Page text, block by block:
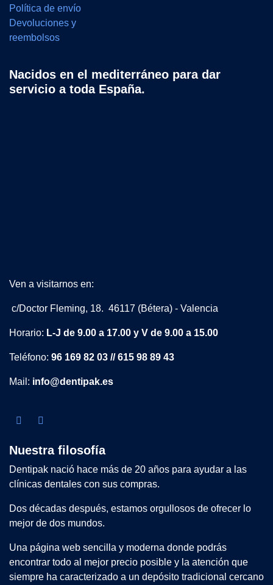
Política de envío
Devoluciones y
reembolsos
Nacidos en el mediterráneo para dar
servicio a toda España.
Ven a visitarnos en:
c/Doctor Fleming, 18. 46117 (Bétera) - Valencia
Horario: L-J de 9.00 a 17.00 y V de 9.00 a 15.00
Teléfono: 96 169 82 03 // 615 98 89 43
Mail: info@dentipak.es
Nuestra filosofía
Dentipak nació hace más de 20 años para ayudar a las
clínicas dentales con sus compras.
Dos décadas después, estamos orgullosos de ofrecer lo
mejor de dos mundos.
Una página web sencilla y moderna donde podrás
encontrar todo al mejor precio posible y la atención que
siempre ha caracterizado a un depósito tradicional cercano